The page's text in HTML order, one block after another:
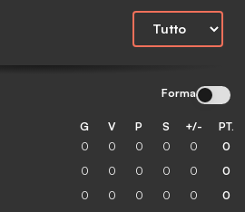
Forma
G V P S +/- PT.
0 0 0 0 0 0
0 0 0 0 0 0
0 0 0 0 0 0